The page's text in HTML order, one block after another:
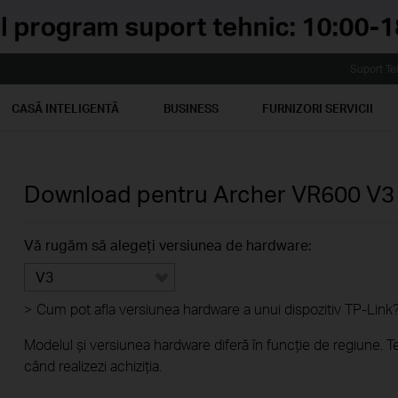
CASĂ INTELIGENTĂ BUSINESS FURNIZORI SERVICII
Download pentru Archer VR600 V3
Vă rugăm să alegeți versiunea de hardware:
V3
> Cum pot afla versiunea hardware a unui dispozitiv TP-Link?
Modelul și versiunea hardware diferă în funcție de regiune.
când realizezi achiziția.